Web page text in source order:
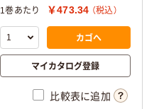
1巻あたり
￥473.34 （税込）
カゴへ
マイカタログ登録
比較表に追加